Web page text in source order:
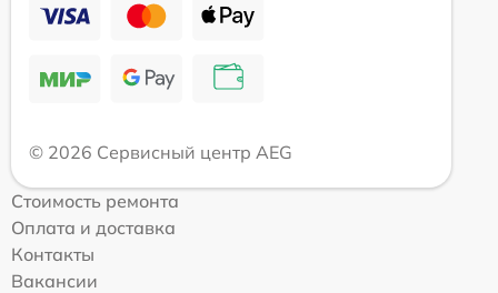
© 2026 Сервисный центр AEG
Стоимость ремонта
Оплата и доставка
Контакты
Вакансии